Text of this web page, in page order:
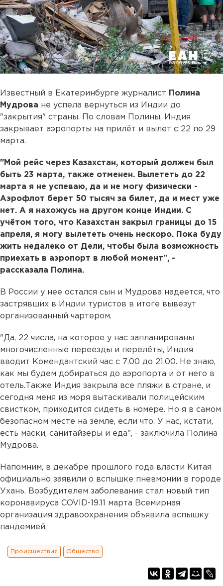
Известный в Екатеринбурге журналист Полина
Мудрова не успела вернуться из Индии до
"закрытия" страны. По словам Полины, Индия
закрывает аэропорты на прилёт и вылет с 22 по 29
марта.
"Мой рейс через Казахстан, который должен был
быть 23 марта, также отменен. Вылететь до 22
марта я не успеваю, да и не могу физически -
Аэрофлот берет 50 тысяч за билет, да и мест уже
нет. А я нахожусь на другом конце Индии. С
учётом того, что Казахстан закрыл границы до 15
апреля, я могу вылететь очень нескоро. Пока буду
жить недалеко от Дели, чтобы была возможность
приехать в аэропорт в любой момент", -
рассказала Полина.
В России у нее остался сын и Мудрова надеется, что
застрявших в Индии туристов в итоге вывезут
организованный чартером.
"Да, 22 числа, на которое у нас запланированы
многочисленные переезды и перелёты, Индия
вводит Комендантский час с 7.00 до 21.00. Не знаю,
как мы будем добираться до аэропорта и от него в
отель.Также Индия закрыла все пляжи в стране, и
сегодня меня из моря вытаскивали полицейским
свистком, приходится сидеть в номере. Но я в самом
безопасном месте на земле, если что. У нас, кстати,
есть маски, санитайзеры и еда", - заключила Полина
Мудрова.
Напомним, в декабре прошлого года власти Китая
официально заявили о вспышке пневмонии в городе
Ухань. Возбудителем заболевания стал новый тип
коронавируса COVID-19.11 марта Всемирная
организация здравоохранения объявила вспышку
пандемией.
Происшествия Общество